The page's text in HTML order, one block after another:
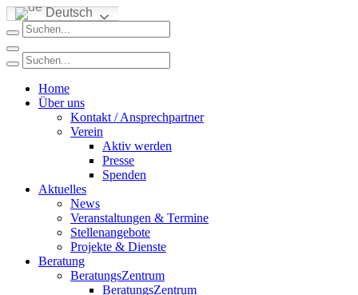
Deutsch
Home
Über uns
Kontakt / Ansprechpartner
Verein
Aktiv werden
Presse
Spenden
Aktuelles
News
Veranstaltungen & Termine
Stellenangebote
Projekte & Dienste
Beratung
BeratungsZentrum
BeratungsZentrum